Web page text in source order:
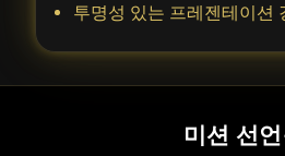
투명성 있는 프레젠테이션
미션 선